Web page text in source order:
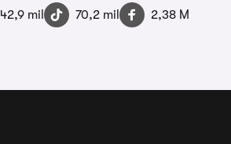
42,9 mil 70,2 mil
2,38 M